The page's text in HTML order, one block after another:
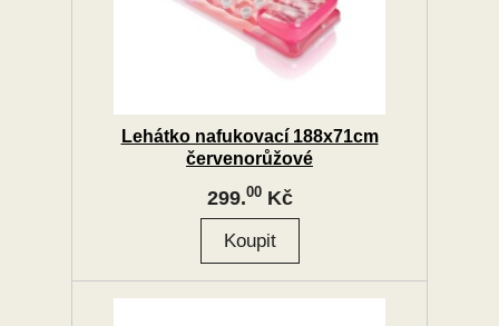
Lehátko nafukovací 188x71cm
červenorůžové
299.00Kč